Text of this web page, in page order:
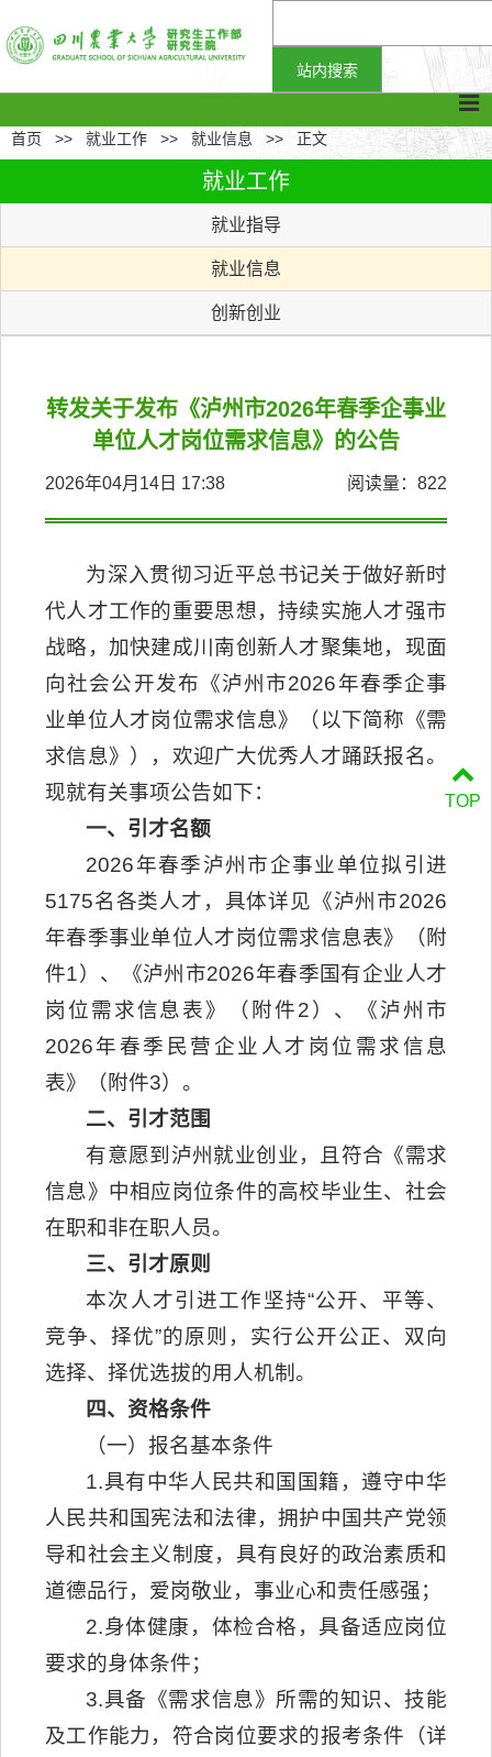
首页 >> 就业工作 >> 就业信息 >> 正文
就业工作
就业指导
就业信息
创新创业
转发关于发布《泸州市2026年春季企事业
单位人才岗位需求信息》的公告
2026年04月14日 17:38 阅读量： 822
为深入贯彻习近平总书记关于做好新时
代人才工作的重要思想，持续实施人才强市
战略，加快建成川南创新人才聚集地，现面
向社会公开发布《泸州市2026年春季企事
业单位人才岗位需求信息》（以下简称《需
求信息》），欢迎广大优秀人才踊跃报名。
现就有关事项公告如下：
一、引才名额
2026年春季泸州市企事业单位拟引进
5175名各类人才，具体详见《泸州市2026
年春季事业单位人才岗位需求信息表》（附
件1）、《泸州市2026年春季国有企业人才
岗位需求信息表》（附件2）、《泸州市
2026年春季民营企业人才岗位需求信息
表》（附件3）。
二、引才范围
有意愿到泸州就业创业，且符合《需求
信息》中相应岗位条件的高校毕业生、社会
在职和非在职人员。
三、引才原则
本次人才引进工作坚持“公开、平等、
竞争、择优”的原则，实行公开公正、双向
选择、择优选拔的用人机制。
四、资格条件
（一）报名基本条件
1.具有中华人民共和国国籍，遵守中华
人民共和国宪法和法律，拥护中国共产党领
导和社会主义制度，具有良好的政治素质和
道德品行，爱岗敬业，事业心和责任感强；
2.身体健康，体检合格，具备适应岗位
要求的身体条件；
3.具备《需求信息》所需的知识、技能
及工作能力，符合岗位要求的报考条件（详
TOP